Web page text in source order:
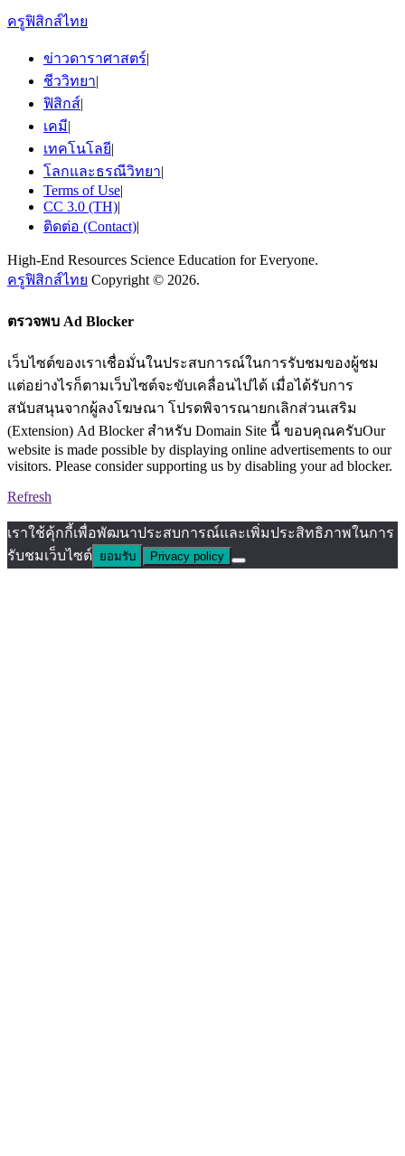
ครูฟิสิกส์ไทย
ข่าวดาราศาสตร์|
ชีววิทยา|
ฟิสิกส์|
เคมี|
เทคโนโลยี|
โลกและธรณีวิทยา|
Terms of Use|
CC 3.0 (TH)|
ติดต่อ (Contact)|
High-End Resources Science Education for Everyone.
ครูฟิสิกส์ไทย Copyright © 2026.
ตรวจพบ Ad Blocker
เว็บไซต์ของเราเชื่อมั่นในประสบการณ์ในการรับชมของผู้ชม
แต่อย่างไรก็ตามเว็บไซต์จะขับเคลื่อนไปได้ เมื่อได้รับการ
สนับสนุนจากผู้ลงโฆษณา โปรดพิจารณายกเลิกส่วนเสริม
(Extension) Ad Blocker สำหรับ Domain Site นี้ ขอบคุณครับOur
website is made possible by displaying online advertisements to our
visitors. Please consider supporting us by disabling your ad blocker.
Refresh
เราใช้คุ้กกี้เพื่อพัฒนาประสบการณ์และเพิ่มประสิทธิภาพในการ
รับชมเว็บไซต์ ยอมรับ Privacy policy